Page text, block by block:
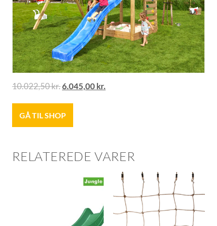
10.022,50kr.6.045,00kr.
GÅ TIL SHOP
RELATEREDE VARER